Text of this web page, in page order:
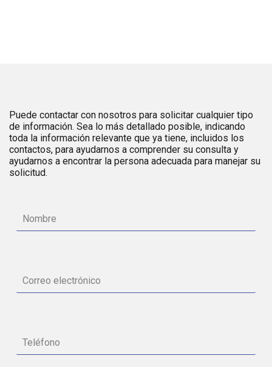
Puede contactar con nosotros para solicitar cualquier tipo
de información. Sea lo más detallado posible, indicando
toda la información relevante que ya tiene, incluidos los
contactos, para ayudarnos a comprender su consulta y
ayudarnos a encontrar la persona adecuada para manejar su
solicitud.